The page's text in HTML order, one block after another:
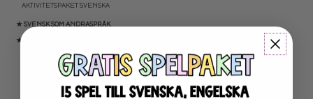
AKTIVITETSPAKET SVENSKA
★ SVENSK SOM ANDRASPRÅK
★ MATEMATIK
NYBÖRJARTRÄNING
ADDITION OCH SUBTRAKTION
MULTIPLIKATION OCH DIVISION